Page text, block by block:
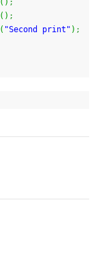
( ) ;
( ) ;
( "Second print" ) ;